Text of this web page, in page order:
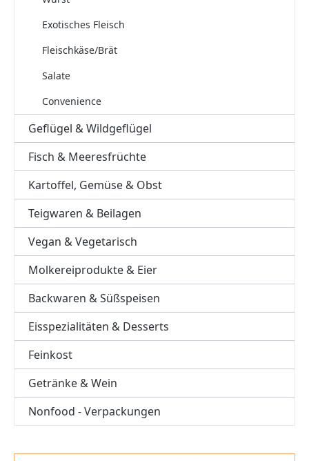
Exotisches Fleisch
Fleischkäse/Brät
Salate
Convenience
Geflügel & Wildgeflügel
Fisch & Meeresfrüchte
Kartoffel, Gemüse & Obst
Teigwaren & Beilagen
Vegan & Vegetarisch
Molkereiprodukte & Eier
Backwaren & Süßspeisen
Eisspezialitäten & Desserts
Feinkost
Getränke & Wein
Nonfood - Verpackungen